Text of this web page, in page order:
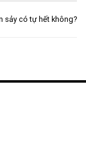
sảy có tự hết không?